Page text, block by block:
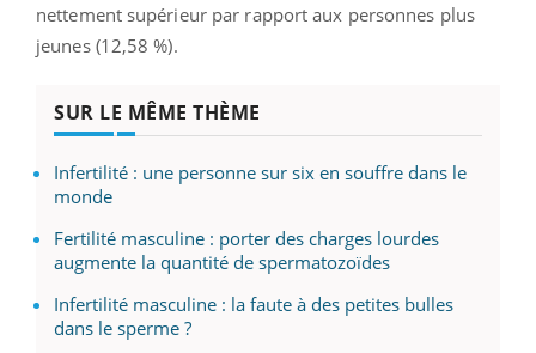
nettement supérieur par rapport aux personnes plus
jeunes (12,58 %).
SUR LE MÊME THÈME
Infertilité : une personne sur six en souffre dans le
monde
Fertilité masculine : porter des charges lourdes
augmente la quantité de spermatozoïdes
Infertilité masculine : la faute à des petites bulles
dans le sperme ?